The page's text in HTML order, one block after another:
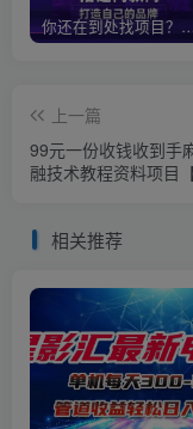
你还在到处找项目？还在当韭菜？我靠卖项目一个月收入5万+，曾经我也是个失败者。
上一篇
99元一份收钱收到手
融技术教程资料项目
相关推荐